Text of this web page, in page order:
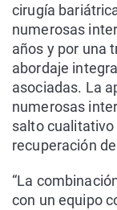
cirugía
numerosas
años y por una
abordaje
asociadas. La
numerosas
salto
recuperación
“La
con un equipo